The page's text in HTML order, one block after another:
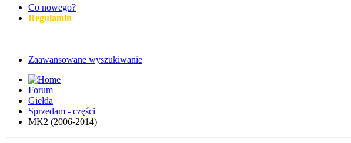
Co nowego?
Regulamin
Zaawansowane wyszukiwanie
Forum
Giełda
Sprzedam - części
MK2 (2006-2014)